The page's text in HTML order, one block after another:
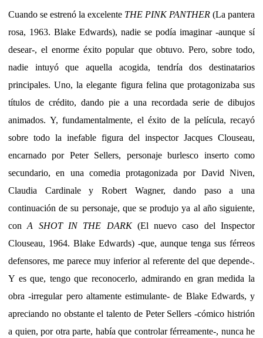
Cuando se estrenó la excelente THE PINK PANTHER (La pantera
rosa, 1963. Blake Edwards), nadie se podía imaginar -aunque sí
desear-, el enorme éxito popular que obtuvo. Pero, sobre todo,
nadie intuyó que aquella acogida, tendría dos destinatarios
principales. Uno, la elegante figura felina que protagonizaba sus
títulos de crédito, dando pie a una recordada serie de dibujos
animados. Y, fundamentalmente, el éxito de la película, recayó
sobre todo la inefable figura del inspector Jacques Clouseau,
encarnado por Peter Sellers, personaje burlesco inserto como
secundario, en una comedia protagonizada por David Niven,
Claudia Cardinale y Robert Wagner, dando paso a una
continuación de su personaje, que se produjo ya al año siguiente,
conA SHOT IN THE DARK(El nuevo caso del Inspector
Clouseau, 1964. Blake Edwards) -que, aunque tenga sus férreos
defensores, me parece muy inferior al referente del que depende-.
Y es que, tengo que reconocerlo, admirando en gran medida la
obra -irregular pero altamente estimulante- de Blake Edwards, y
apreciando no obstante el talento de Peter Sellers -cómico histrión
a quien, por otra parte, había que controlar férreamente-, nunca he